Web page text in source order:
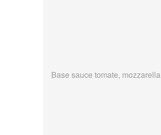
Base sauce tomate, mozzarella